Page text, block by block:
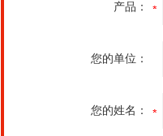
产品：
您的单位：
您的姓名：